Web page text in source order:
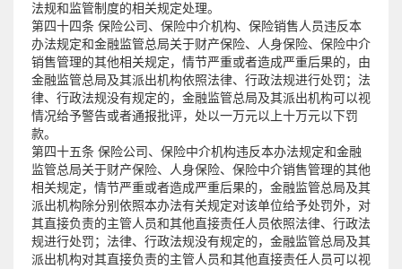
法规和监管制度的相关规定处理。
第四十四条 保险公司、保险中介机构、保险销售人员违反本
办法规定和金融监管总局关于财产保险、人身保险、保险中介
销售管理的其他相关规定，情节严重或者造成严重后果的，由
金融监管总局及其派出机构依照法律、行政法规进行处罚；法
律、行政法规没有规定的，金融监管总局及其派出机构可以视
情况给予警告或者通报批评，处以一万元以上十万元以下罚
款。
第四十五条 保险公司、保险中介机构违反本办法规定和金融
监管总局关于财产保险、人身保险、保险中介销售管理的其他
相关规定，情节严重或者造成严重后果的，金融监管总局及其
派出机构除分别依照本办法有关规定对该单位给予处罚外，对
其直接负责的主管人员和其他直接责任人员依照法律、行政法
规进行处罚；法律、行政法规没有规定的，金融监管总局及其
派出机构对其直接负责的主管人员和其他直接责任人员可以视